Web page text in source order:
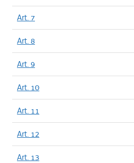
Art. 7
Art. 8
Art. 9
Art. 10
Art. 11
Art. 12
Art. 13